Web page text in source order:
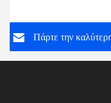
για Τυρί, Κράκερ,
Θαλασσινά, Γάλα,
Μπισκότα, Κρέας,
Πάρτε την